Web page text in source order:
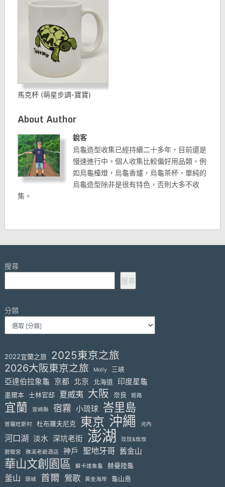
馬克杯 (萌星步調-寶寶)
About Author
銳客
烏龜造型收集已經持續二十多年，目前還是
慢速進行中。個人收集比較偏好用品類，例
如烏龜檯燈，烏龜香爐，烏龜茶杯，單純的
烏龜造型除非是很有特色，否則大多不收
集。
搜尋
搜尋
分類
2022宜蘭之旅 2025東京之旅
2026大阪東京之旅 Molly 三峽
亞達伯拉象龜 京都 北京 北海道 印度星龜
墨爾本 士林官邸 夏威夷 大阪 奈良 姬路
宜蘭 宮崎縣 宿霧 小琉球 峇里島
普羅旺斯村 杜布羅夫尼克 東京 沖繩 河內
河口湖 淡水 深坑老街 澎湖
玟玟&玫玫
碧龍宮
礁溪老爺酒店 神戶 聖地牙哥 舊金山
華山文創園區 蘇卡達象龜 赫曼陸龜
釜山 頭城 首爾 鶯歌 黃金海岸 龜山島